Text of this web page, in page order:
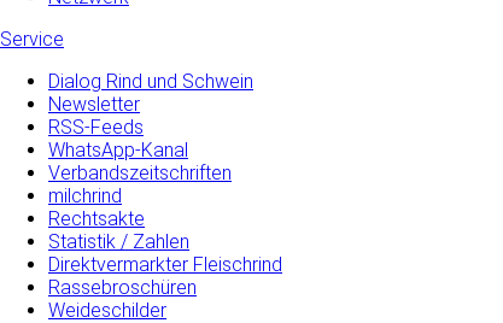
Service
Dialog Rind und Schwein
Newsletter
RSS-Feeds
WhatsApp-Kanal
Verbandszeitschriften
milchrind
Rechtsakte
Statistik / Zahlen
Direktvermarkter Fleischrind
Rassebroschüren
Weideschilder